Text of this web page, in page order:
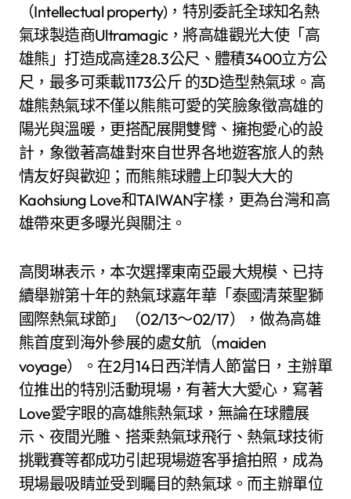
（Intellectual property)，特別委託全球知名熱
氣球製造商Ultramagic，將高雄觀光大使「高
雄熊」打造成高達28.3公尺、體積3400立方公
尺，最多可乘載1173公斤 的3D造型熱氣球。高
雄熊熱氣球不僅以熊熊可愛的笑臉象徵高雄的
陽光與溫暖，更搭配展開雙臂、擁抱愛心的設
計，象徵著高雄對來自世界各地遊客旅人的熱
情友好與歡迎；而熊熊球體上印製大大的
Kaohsiung Love和TAIWAN字樣，更為台灣和高
雄帶來更多曝光與關注。
高閔琳表示，本次選擇東南亞最大規模、已持
續舉辦第十年的熱氣球嘉年華「泰國清萊聖獅
國際熱氣球節」（02/13～02/17），做為高雄
熊首度到海外參展的處女航（maiden
voyage）。在2月14日西洋情人節當日，主辦單
位推出的特別活動現場，有著大大愛心，寫著
Love愛字眼的高雄熊熱氣球，無論在球體展
示、夜間光雕、搭乘熱氣球飛行、熱氣球技術
挑戰賽等都成功引起現場遊客爭搶拍照，成為
現場最吸睛並受到矚目的熱氣球。而主辦單位